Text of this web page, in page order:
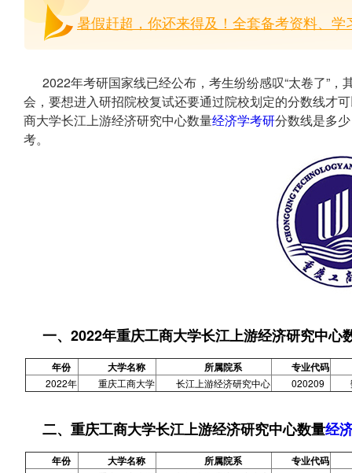
暑假赶超，你还来得及！全套备考资料、学
2022年考研国家线已经公布，考生纷纷感叹“太卷了”
会，要想进入研招院校复试还要通过院校划定的分数线才
商大学长江上游经济研究中心数量经济学考研分数线是多
考。
一、2022年重庆工商大学长江上游经济研究中心
年份 大学名称 所属院系 专业代码
2022年 重庆工商大学 长江上游经济研究中心 020209
二、重庆工商大学长江上游经济研究中心数量经
年份 大学名称 所属院系 专业代码